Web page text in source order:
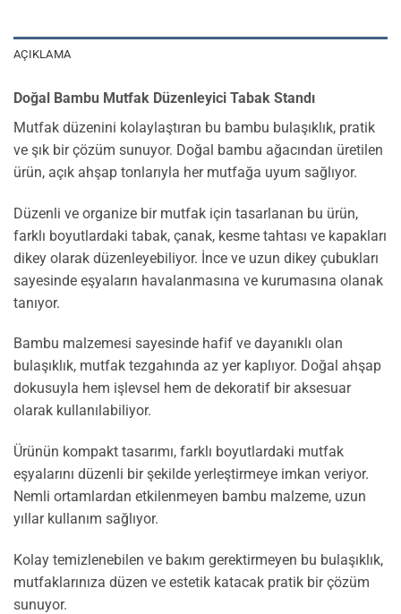
AÇIKLAMA
Doğal Bambu Mutfak Düzenleyici Tabak Standı
Mutfak düzenini kolaylaştıran bu bambu bulaşıklık, pratik
ve şık bir çözüm sunuyor. Doğal bambu ağacından üretilen
ürün, açık ahşap tonlarıyla her mutfağa uyum sağlıyor.
Düzenli ve organize bir mutfak için tasarlanan bu ürün,
farklı boyutlardaki tabak, çanak, kesme tahtası ve kapakları
dikey olarak düzenleyebiliyor. İnce ve uzun dikey çubukları
sayesinde eşyaların havalanmasına ve kurumasına olanak
tanıyor.
Bambu malzemesi sayesinde hafif ve dayanıklı olan
bulaşıklık, mutfak tezgahında az yer kaplıyor. Doğal ahşap
dokusuyla hem işlevsel hem de dekoratif bir aksesuar
olarak kullanılabiliyor.
Ürünün kompakt tasarımı, farklı boyutlardaki mutfak
eşyalarını düzenli bir şekilde yerleştirmeye imkan veriyor.
Nemli ortamlardan etkilenmeyen bambu malzeme, uzun
yıllar kullanım sağlıyor.
Kolay temizlenebilen ve bakım gerektirmeyen bu bulaşıklık,
mutfaklarınıza düzen ve estetik katacak pratik bir çözüm
sunuyor.